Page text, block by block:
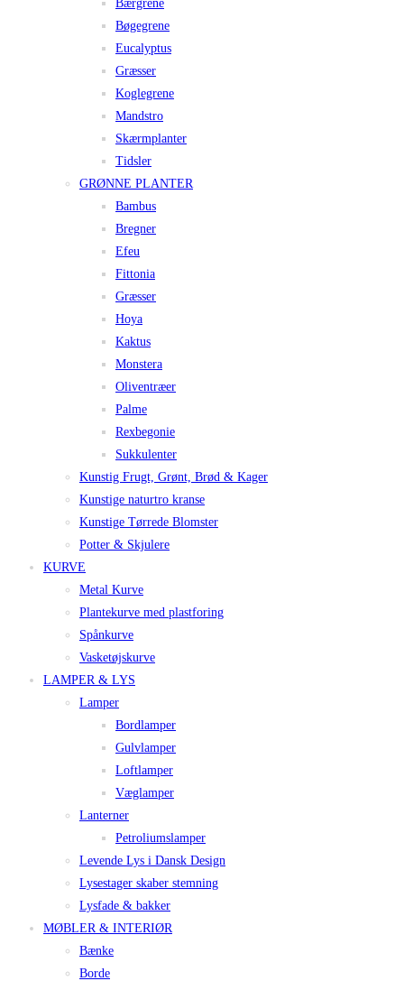
Bærgrene
Bøgegrene
Eucalyptus
Græsser
Koglegrene
Mandstro
Skærmplanter
Tidsler
GRØNNE PLANTER
Bambus
Bregner
Efeu
Fittonia
Græsser
Hoya
Kaktus
Monstera
Oliventræer
Palme
Rexbegonie
Sukkulenter
Kunstig Frugt, Grønt, Brød & Kager
Kunstige naturtro kranse
Kunstige Tørrede Blomster
Potter & Skjulere
KURVE
Metal Kurve
Plantekurve med plastforing
Spånkurve
Vasketøjskurve
LAMPER & LYS
Lamper
Bordlamper
Gulvlamper
Loftlamper
Væglamper
Lanterner
Petroliumslamper
Levende Lys i Dansk Design
Lysestager skaber stemning
Lysfade & bakker
MØBLER & INTERIØR
Bænke
Borde